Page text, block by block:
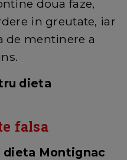
doua faze,
in greutate, iar
de mentinere a
dieta
falsa
dieta Montignac